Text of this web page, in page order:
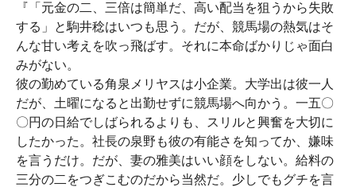
『「元金の二、三倍は簡単だ、高い配当を狙うから失敗
する」と駒井稔はいつも思う。だが、競馬場の熱気はそ
んな甘い考えを吹っ飛ばす。それに本命ばかりじゃ面白
みがない。
彼の勤めている角泉メリヤスは小企業。大学出は彼一人
だが、土曜になると出勤せずに競馬場へ向かう。一五〇
〇円の日給でしばられるよりも、スリルと興奮を大切に
したかった。社長の泉野も彼の有能さを知ってか、嫌味
を言うだけ。だが、妻の雅美はいい顔をしない。給料の
三分の二をつぎこむのだから当然だ。少しでもグチを言